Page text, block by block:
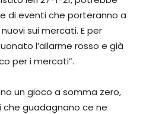
di eventi che porteranno a
sui mercati. E per
l’allarme rosso e già
per i mercati”.
un gioco a somma zero,
guadagnano ce ne